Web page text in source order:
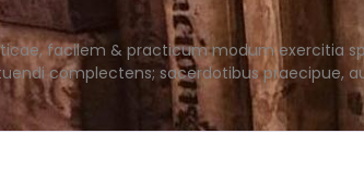
facilem & practicum modum exercitia
complectens; sacerdotibus praecipue,